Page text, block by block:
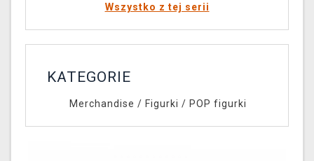
Wszystko z tej serii
KATEGORIE
Merchandise / Figurki / POP figurki